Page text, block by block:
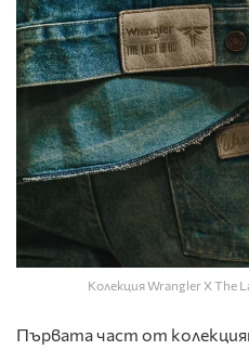
Колекция Wrangler X The
Първата част от